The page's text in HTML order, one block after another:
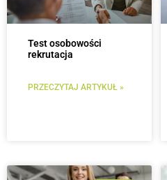
Test osobowości
rekrutacja
PRZECZYTAJ ARTYKUŁ »